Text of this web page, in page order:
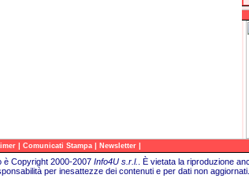
| Comunicati Stampa | Newsletter |
è Copyright 2000-2007 Info4U s.r.l.
È vietata la riproduzione
per inesattezze dei contenuti e per dati non aggiornati.